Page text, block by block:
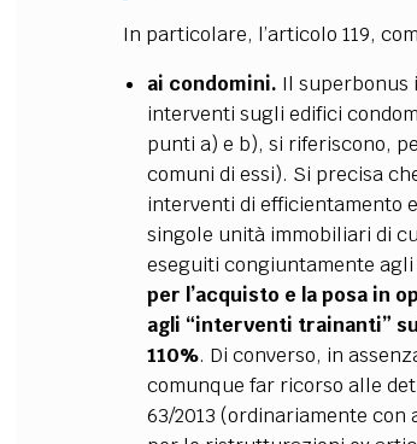
In particolare, l’articolo 119,
ai condomini. Il superbonus
interventi sugli edifici
punti a) e b), si riferiscono,
comuni di essi). Si precisa
interventi di efficientamento
singole unità immobiliari di
eseguiti congiuntamente
per l’acquisto e la posa in
agli “interventi trainanti”
110%. Di converso, in
comunque far ricorso alle
63/2013 (ordinariamente